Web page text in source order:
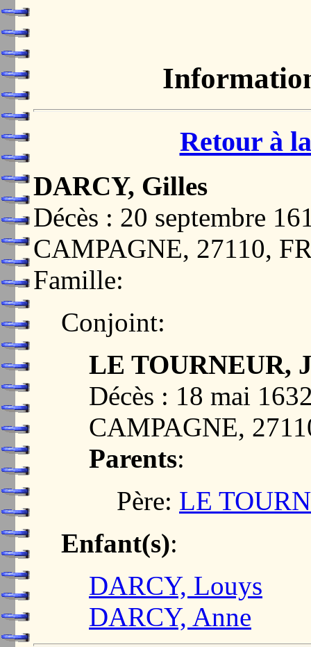
Retour à
DARCY, Gilles
Décès : 20 septembre
CAMPAGNE, 27110,
Famille:
Conjoint:
LE TOURNEUR,
Décès : 18 mai
CAMPAGNE,
Parents:
Père: LE
Enfant(s):
DARCY, Louys
DARCY, Anne